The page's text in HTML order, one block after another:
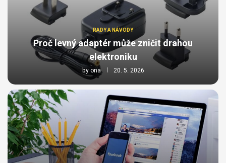
RADY A NÁVODY
Proč levný adaptér může zničit drahou
elektroniku
byona 20. 5. 2026